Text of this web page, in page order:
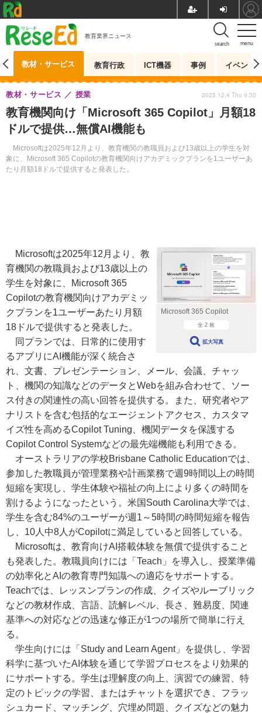
menu
search
教育業界ニュース
教材・サービス 教育行政 ICT機器 事例 イベント
教育機関向け「Microsoft 365 Copilot」月額18
ドルで提供…無償AI機能も
Microsoftは2025年12月より、教育機関の教職員および13歳以上の学生を対
象に、Microsoft 365 Copilotの教育機関向けアカデミックプランを1ユーザーあ
たり月額18ドルで提供すると発表した。
教材・サービス 授業 2025.12.4 Thu 9:30
Microsoft 365 Copilot
全 2 枚
拡大写真
Microsoftは2025年12月より、教
育機関の教職員および13歳以上の
学生を対象に、Microsoft 365
Copilotの教育機関向けアカデミッ
クプランを1ユーザーあたり月額
18ドルで提供すると発表した。
同プランでは、日常的に使用す
るアプリにAI機能が深く統合さ
れ、文書、プレゼンテーション、メール、会議、チャッ
ト、機関の知識などのデータとWebを組み合わせて、ソー
ス付きの関連性の高い回答を提供する。また、研究者やア
ナリストを含む包括的なエージェントアクセス、カスタマ
イズ性を高めるCopilot Tuning、機関データを保護する
Copilot Control Systemなどの最先端機能も利用できる。
オーストラリアの学校Brisbane Catholic Educationでは、
参加した教職員が管理業務や計画業務で週9時間以上の時間
短縮を実現し、学生体験や福祉の向上により多くの時間を
割けるようになったという。米国South Carolina大学では、
学生を含む84%のユーザーが週1～5時間の時間短縮を報告
し、10人中8人がCopilotに満足していると回答している。
Microsoftは、教育向けAI搭載体験を無償で提供すること
も発表した。教職員向けには「Teach」を導入し、授業準備
の効率化とAIの教育専門知識への適応をサポートする。
Teachでは、レッスンプランの作成、クイズやルーブリック
などの教材作成、言語、読解レベル、長さ、難易度、関連
基準への対応などの迅速な修正が1つの場所で簡単に行え
る。
学生向けには「Study and Learn Agent」を提供し、学習
科学に基づいたAI体験を通じて学習プロセスをより効果的
にサポートする。学生は理解度の向上、演習での練習、特
定のトピックの学習、またはチャットを選択でき、フラッ
シュカード、マッチング、穴埋め問題、クイズなどの魅力